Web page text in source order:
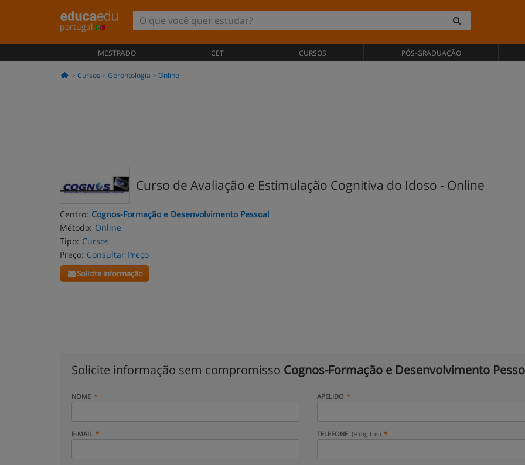
portugal
MESTRADO CET CURSOS PÓS-GRADUAÇÃO
Cursos Gerontologia Online
Curso de Avaliação e Estimulação Cognitiva do Idoso - Online
Centro: Cognos-Formação e Desenvolvimento Pessoal
Método: Online
Tipo: Cursos
Preço: Consultar Preço
Solicite informação
Solicite informação sem compromisso Cognos-Formação e Desenvolvimento
NOME APELIDO
E-MAIL TELEFONE (9 dígitos)